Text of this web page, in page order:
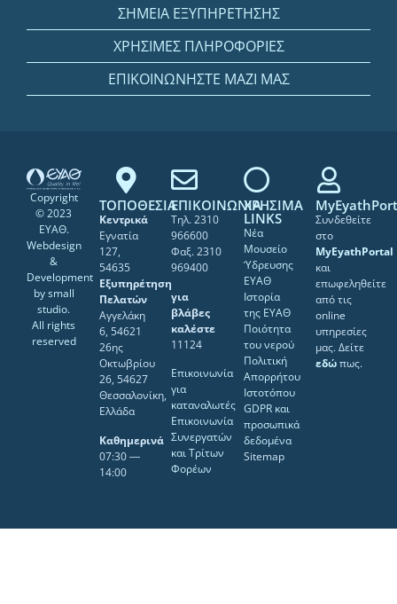
ΣΗΜΕΙΑ ΕΞΥΠΗΡΕΤΗΣΗΣ
ΧΡΗΣΙΜΕΣ ΠΛΗΡΟΦΟΡΙΕΣ
ΕΠΙΚΟΙΝΩΝΗΣΤΕ ΜΑΖΙ ΜΑΣ
Copyright
© 2023
ΕΥΑΘ.
Webdesign
&
Development
bysmall
studio.
All rights
reserved
ΤΟΠΟΘΕΣΙΑ
Κεντρικά
Εγνατία
127,
54635
Εξυπηρέτηση
Πελατών
Αγγελάκη
6, 54621
26ης
Οκτωβρίου
26, 54627
Θεσσαλονίκη,
Ελλάδα
Καθημερινά
07:30 ―
14:00
ΕΠΙΚΟΙΝΩΝΙΑ
Τηλ. 2310
966600
Φαξ. 2310
969400
για
βλάβες
καλέστε
11124
Επικοινωνία
για
καταναλωτές
Επικοινωνία
Συνεργατών
και Τρίτων
Φορέων
ΧΡΗΣΙΜΑ
LINKS
Νέα
Μουσείο
Ύδρευσης
ΕΥΑΘ
Ιστορία
της ΕΥΑΘ
Ποιότητα
του νερού
Πολιτική
Απορρήτου
Ιστοτόπου
GDPR και
προσωπικά
δεδομένα
Sitemap
Συνδεθείτε
στο
MyEyathPortal
και
επωφεληθείτε
από τις
online
υπηρεσίες
μας. Δείτε
εδώπως.